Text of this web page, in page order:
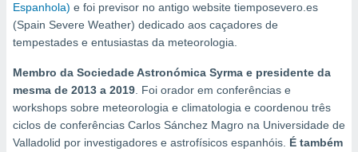
digital
ou
a nossa
Espanhola) e foi previsor no antigo website tiemposevero.es
(Spain Severe Weather) dedicado aos caçadores de
tempestades e entusiastas da meteorologia.
Membro da Sociedade Astronómica Syrma e presidente da
mesma de 2013 a 2019 . Foi orador em conferências e
workshops sobre meteorologia e climatologia e coordenou três
ciclos de conferências Carlos Sánchez Magro na Universidade de
Valladolid por investigadores e astrofísicos espanhóis. É também